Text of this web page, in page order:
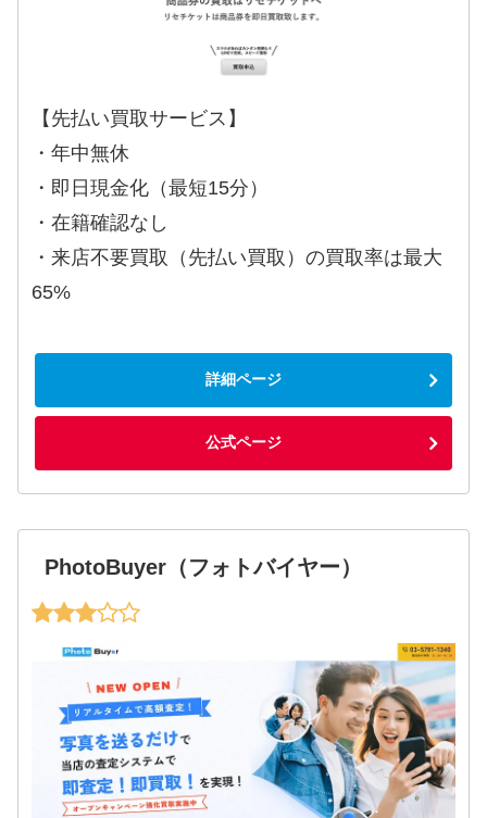
【先払い買取サービス】
・年中無休
・即日現金化（最短15分）
・在籍確認なし
・来店不要買取（先払い買取）の買取率は最大
65%
詳細ページ
公式ページ
PhotoBuyer（フォトバイヤー）